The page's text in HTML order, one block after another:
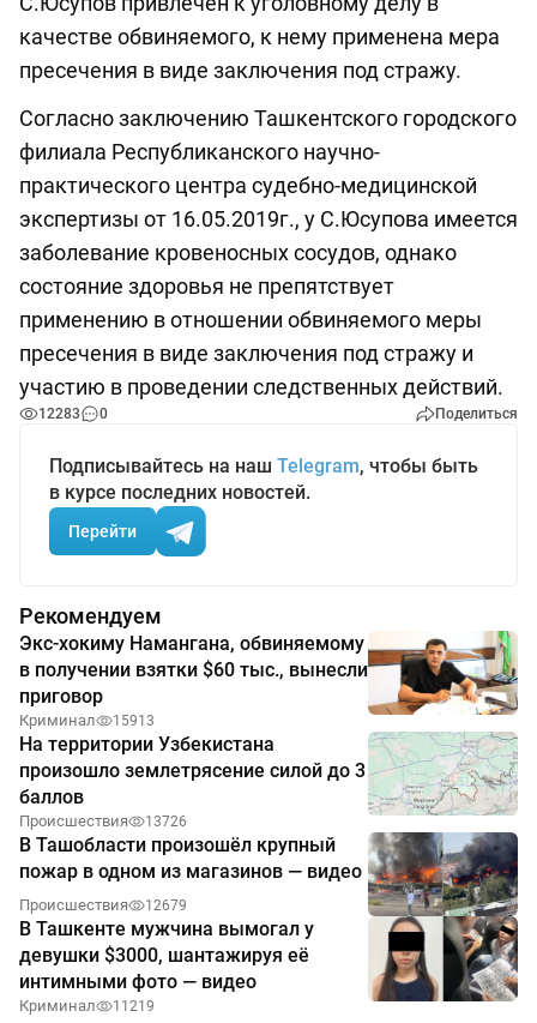
качестве обвиняемого, к нему применена мера
пресечения в виде заключения под стражу.
Согласно заключению Ташкентского городского
филиала Республиканского научно-
практического центра судебно-медицинской
экспертизы от 16.05.2019г., у С.Юсупова имеется
заболевание кровеносных сосудов, однако
состояние здоровья не препятствует
применению в отношении обвиняемого меры
пресечения в виде заключения под стражу и
участию в проведении следственных действий.
12283 0 Поделиться
Подписывайтесь на наш Telegram, чтобы быть
в курсе последних новостей.
Перейти
Рекомендуем
Экс-хокиму Намангана, обвиняемому
в получении взятки $60 тыс., вынесли
приговор
Криминал 15913
На территории Узбекистана
произошло землетрясение силой до 3
баллов
Происшествия 13726
В Ташобласти произошёл крупный
пожар в одном из магазинов — видео
Происшествия 12679
В Ташкенте мужчина вымогал у
девушки $3000, шантажируя её
интимными фото — видео
Криминал 11219